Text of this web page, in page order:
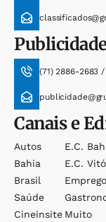
(71) 2886-2683
Canais e
Autos
Bahia
Brasil
Saúde
Cineinsite
E.c.
E.c.
Muito